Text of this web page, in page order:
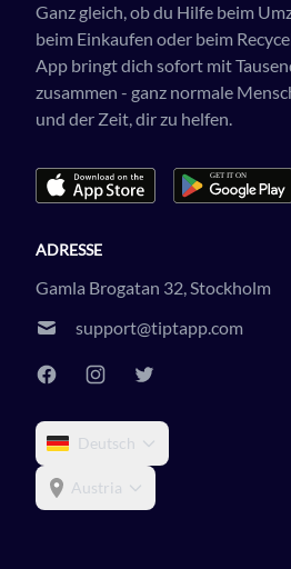
Ganz gleich, ob du Hilfe beim
beim Einkaufen oder beim
App bringt dich sofort mit
zusammen - ganz normale
und der Zeit, dir zu helfen.
ADRESSE
Gamla Brogatan 32, Stockholm
support@tiptapp.com
Deutsch
Austria